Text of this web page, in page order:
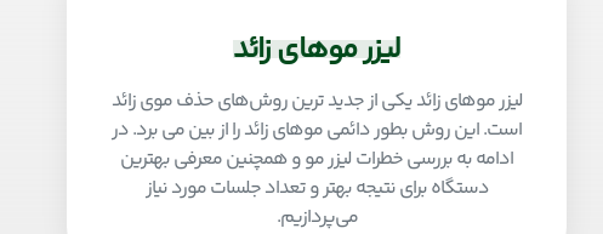
لیزر موهای زائد
لیزر موهای زائد یکی از جدید ترین روش‌های حذف موی زائد
است. این روش بطور دائمی موهای زائد را از بین می برد. در
ادامه به بررسی خطرات لیزر مو و همچنین معرفی بهترین
دستگاه برای نتیجه بهتر و تعداد جلسات مورد نیاز
می‌پردازیم.